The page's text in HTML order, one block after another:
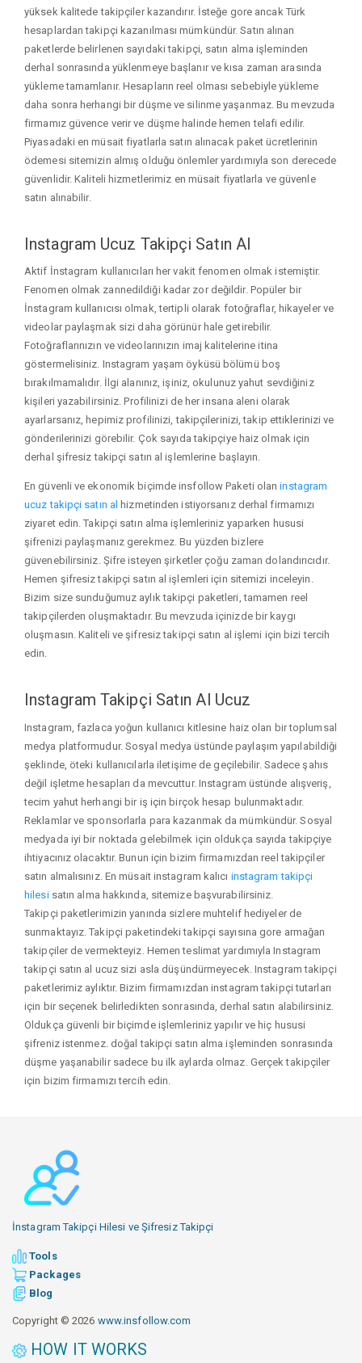
yüksek kalitede takipçiler kazandırır. İsteğe gore ancak Türk
hesaplardan takipçi kazanılması mümkündür. Satın alınan
paketlerde belirlenen sayıdaki takipçi, satın alma işleminden
derhal sonrasında yüklenmeye başlanır ve kısa zaman arasında
yükleme tamamlanır. Hesapların reel olması sebebiyle yükleme
daha sonra herhangi bir düşme ve silinme yaşanmaz. Bu mevzuda
firmamız güvence verir ve düşme halinde hemen telafi edilir.
Piyasadaki en müsait fiyatlarla satın alınacak paket ücretlerinin
ödemesi sitemizin almış olduğu önlemler yardımıyla son derecede
güvenlidir. Kaliteli hizmetlerimiz en müsait fiyatlarla ve güvenle
satın alınabilir.
Instagram Ucuz Takipçi Satın Al
Aktif İnstagram kullanıcıları her vakit fenomen olmak istemiştir.
Fenomen olmak zannedildiği kadar zor değildir. Popüler bir
İnstagram kullanıcısı olmak, tertipli olarak fotoğraflar, hikayeler ve
videolar paylaşmak sizi daha görünür hale getirebilir.
Fotoğraflarınızın ve videolarınızın imaj kalitelerine itina
göstermelisiniz. Instagram yaşam öyküsü bölümü boş
bırakılmamalıdır. İlgi alanınız, işiniz, okulunuz yahut sevdiğiniz
kişileri yazabilirsiniz. Profilinizi de her insana aleni olarak
ayarlarsanız, hepimiz profilinizi, takipçilerinizi, takip ettiklerinizi ve
gönderilerinizi görebilir. Çok sayıda takipçiye haiz olmak için
derhal şifresiz takipçi satın al işlemlerine başlayın.
En güvenli ve ekonomik biçimde insfollow Paketi olaninstagram
ucuz takipçi satın al hizmetinden istiyorsanız derhal firmamızı
ziyaret edin. Takipçi satın alma işlemleriniz yaparken hususi
şifrenizi paylaşmanız gerekmez. Bu yüzden bizlere
güvenebilirsiniz. Şifre isteyen şirketler çoğu zaman dolandırıcıdır.
Hemen şifresiz takipçi satın al işlemleri için sitemizi inceleyin.
Bizim size sunduğumuz aylık takipçi paketleri, tamamen reel
takipçilerden oluşmaktadır. Bu mevzuda içinizde bir kaygı
oluşmasın. Kaliteli ve şifresiz takipçi satın al işlemi için bizi tercih
edin.
Instagram Takipçi Satın Al Ucuz
Instagram, fazlaca yoğun kullanıcı kitlesine haiz olan bir toplumsal
medya platformudur. Sosyal medya üstünde paylaşım yapılabildiği
şeklinde, öteki kullanıcılarla iletişime de geçilebilir. Sadece şahıs
değil işletme hesapları da mevcuttur. Instagram üstünde alışveriş,
tecim yahut herhangi bir iş için birçok hesap bulunmaktadır.
Reklamlar ve sponsorlarla para kazanmak da mümkündür. Sosyal
medyada iyi bir noktada gelebilmek için oldukça sayıda takipçiye
ihtiyacınız olacaktır. Bunun için bizim firmamızdan reel takipçiler
satın almalısınız. En müsait instagram kalıcı instagram takipçi
hilesisatın alma hakkında, sitemize başvurabilirsiniz.
Takipçi paketlerimizin yanında sizlere muhtelif hediyeler de
sunmaktayız. Takipçi paketindeki takipçi sayısına gore armağan
takipçiler de vermekteyiz. Hemen teslimat yardımıyla Instagram
takipçi satın al ucuz sizi asla düşündürmeyecek. Instagram takipçi
paketlerimiz aylıktır. Bizim firmamızdan instagram takipçi tutarları
için bir seçenek belirledikten sonrasında, derhal satın alabilirsiniz.
Oldukça güvenli bir biçimde işlemleriniz yapılır ve hiç hususi
şifreniz istenmez. doğal takipçi satın alma işleminden sonrasında
düşme yaşanabilir sadece bu ilk aylarda olmaz. Gerçek takipçiler
için bizim firmamızı tercih edin.
İnstagram Takipçi Hilesi ve Şifresiz Takipçi
Tools
Packages
Blog
Copyright © 2026 www.insfollow.com
HOW IT WORKS